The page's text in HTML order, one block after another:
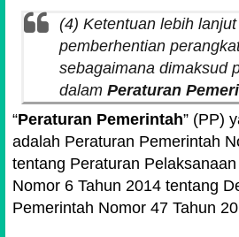
(4) Ketentuan lebih
pemberhentian
sebagaimana dimaksud
dalam Peraturan
Peraturan Pemerintah
(PP)
adalah Peraturan Pemerintah
tentang Peraturan
Nomor 6 Tahun 2014 tentang
Pemerintah Nomor 47 Tahun